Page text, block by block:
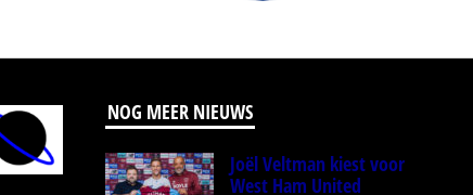
NOG MEER NIEUWS
Joël Veltman kiest voor
West Ham United